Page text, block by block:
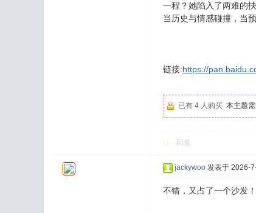
一程？她陷入了两难的抉
当历史与情感碰撞，当
链接:https://
已有 4 人购买 本主题
回复
jackywoo 发表于 2026-
不错，又占了一个沙发！